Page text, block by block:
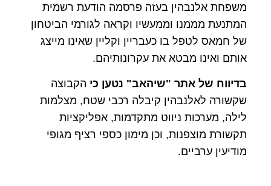
משפחת אלנבהין בעזה פרסמה הודעת רשמית
המתנעת מממנו וממעשיו וקראה לגורמי הביטחון
של חמאס לטפל בו כעבריין וקליין שאינו מייצג
אותם ואינו מבטא את עקרונותיהם.
בדיווח של אתר "שיהאב" נטען כי הקבוצה
שקשורה לאלנבהין קיבלה רכבי שטח, מצלמות
לילה, מערכות ניווט מתקדמות, אפליקציות
תקשורת מוצפנות, וכן מימון כספי רציף מגופי
מודיעין ערביים.